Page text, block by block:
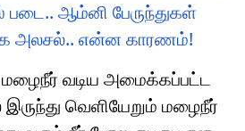
ஆம்னி பேருந்துகள்
அலசல்.. என்ன காரணம்!
வடிய அமைக்கப்பட்ட
வெளியேறும் மழைநீர்